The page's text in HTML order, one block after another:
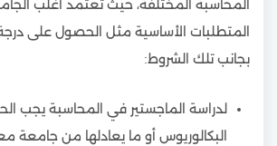
المحاسبة المختلفة، حيث تعتمد أغلب
المتطلبات الأساسية مثل الحصول على
بجانب تلك الشروط:
لدراسة الماجستير في المحاسبة يجب
البكالوريوس أو ما يعادلها من جامعة